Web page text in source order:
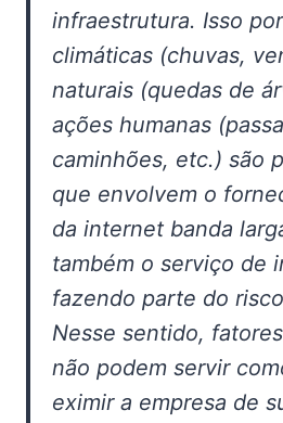
infraestrutura. Isso
climáticas (chuvas,
naturais (quedas de
ações humanas
caminhões, etc.) são
que envolvem o
da internet banda
também o serviço de
fazendo parte do
Nesse sentido,
não podem servir
eximir a empresa de